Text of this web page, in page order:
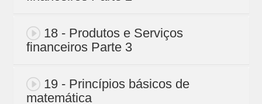
18 - Produtos e Serviços
financeiros Parte 3
19 - Princípios básicos de
matemática